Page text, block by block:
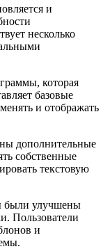
и
несколько
которая
базовые
и отображать
дополнительные
собственные
текстовую
были улучшены
Пользователи
и